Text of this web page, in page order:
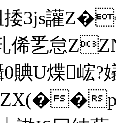
捼3js讙
俙乯怠
U煠峵?
�